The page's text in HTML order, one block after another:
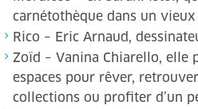
carnétothèque dans un vieux
Rico – Eric Arnaud,
Zoïd – Vanina Chiarello, elle
espaces pour rêver,
collections ou profiter d’un